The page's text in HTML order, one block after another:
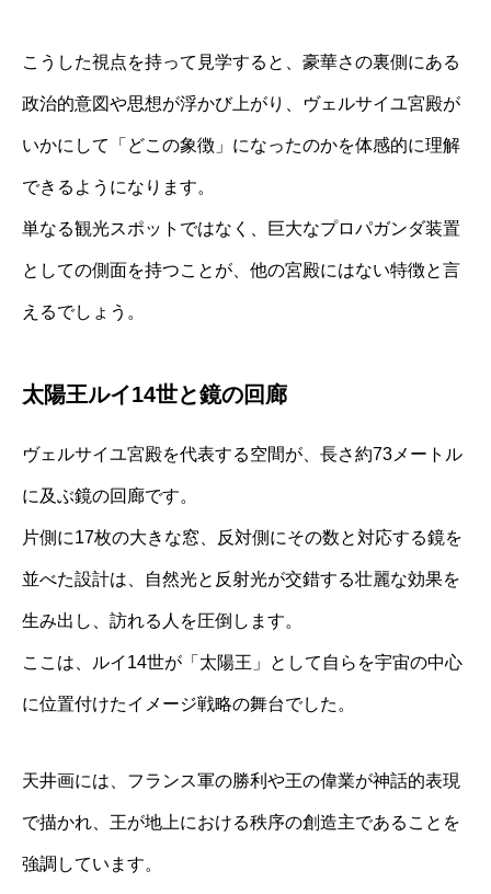
こうした視点を持って見学すると、豪華さの裏側にある
政治的意図や思想が浮かび上がり、ヴェルサイユ宮殿が
いかにして「どこの象徴」になったのかを体感的に理解
できるようになります。
単なる観光スポットではなく、巨大なプロパガンダ装置
としての側面を持つことが、他の宮殿にはない特徴と言
えるでしょう。
太陽王ルイ14世と鏡の回廊
ヴェルサイユ宮殿を代表する空間が、長さ約73メートル
に及ぶ鏡の回廊です。
片側に17枚の大きな窓、反対側にその数と対応する鏡を
並べた設計は、自然光と反射光が交錯する壮麗な効果を
生み出し、訪れる人を圧倒します。
ここは、ルイ14世が「太陽王」として自らを宇宙の中心
に位置付けたイメージ戦略の舞台でした。
天井画には、フランス軍の勝利や王の偉業が神話的表現
で描かれ、王が地上における秩序の創造主であることを
強調しています。